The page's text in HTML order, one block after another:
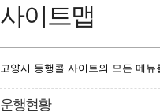
사이트맵
고양시 동행콜 사이트의 모든 메
운행현황